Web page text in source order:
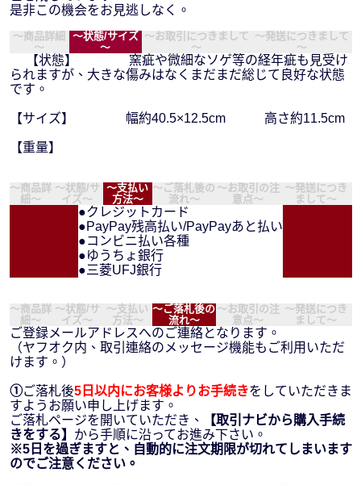
是非この機会をお見逃しなく。
～商品詳細
～
～状態/サイズ
～
～お取引につきまして
～
～発送につきまして
～
【状態】 窯疵や微細なソゲ等の経年疵も見受け
られますが、大きな傷みはなくまだまだ総じて良好な状態
です。
【サイズ】 幅約40.5×12.5cm 高さ約11.5cm
【重量】
～商品詳
細～
～状態/サ
イズ～
～支払い
方法～
～ご落札後の
流れ～
～お取引の注
意点～
～発送につき
まして～
●クレジットカード
●PayPay残高払い/PayPayあと払い
●コンビニ払い各種
●ゆうちょ銀行
●三菱UFJ銀行
～商品詳
細～
～状態/サ
イズ～
～支払い
方法～
～ご落札後の
流れ～
～お取引の注
意点～
～発送につき
まして～
ご登録メールアドレスへのご連絡となります。
（ヤフオク内、取引連絡のメッセージ機能もご利用いただ
けます。）
①ご落札後5日以内にお客様よりお手続きをしていただきま
すようお願い申し上げます。
ご落札ページを開いていただき、
【取引ナビから購入手続
きをする】 から手順に沿ってお進み下さい。
※5日を過ぎますと、自動的に注文期限が切れてしまいます
のでご注意ください。